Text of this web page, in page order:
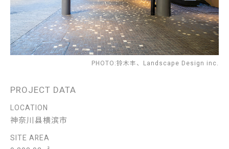
PHOTO:铃木丰、Landscape Design inc.
PROJECT DATA
LOCATION
神奈川县横滨市
SITE AREA